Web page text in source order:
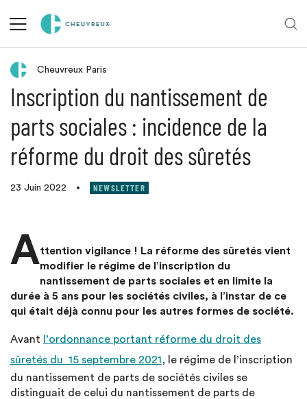
Retour aux actualités
Cheuvreux Paris
Inscription du nantissement de
parts sociales : incidence de la
réforme du droit des sûretés
23 Juin 2022 • NEWSLETTER
Attention vigilance ! La réforme des sûretés vient
modifier le régime de l’inscription du
nantissement de parts sociales et en limite la
durée à 5 ans pour les sociétés civiles, à l’instar de ce
qui était déjà connu pour les autres formes de société.
Avant l’ordonnance portant réforme du droit des
sûretés du 15 septembre 2021, le régime de l’inscription
du nantissement de parts de sociétés civiles se
distinguait de celui du nantissement de parts de